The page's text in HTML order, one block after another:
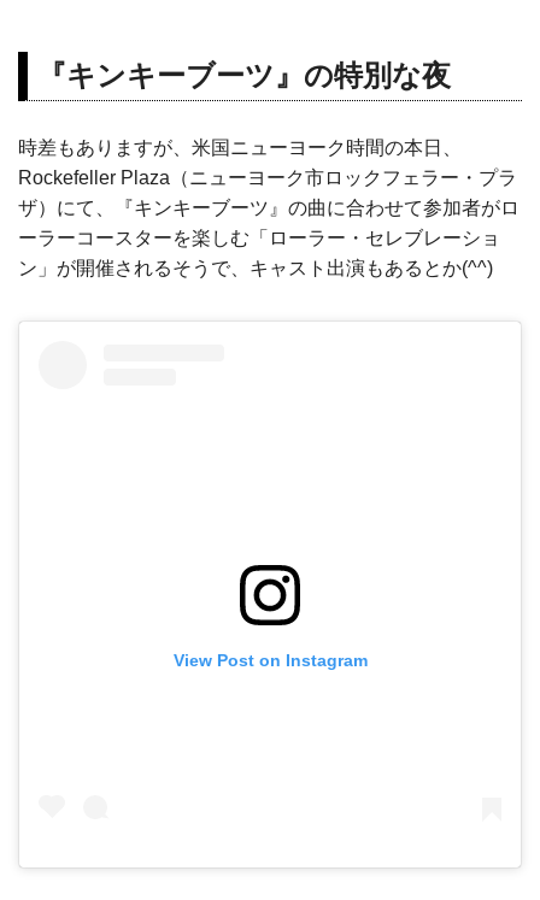
『キンキーブーツ』の特別な夜
時差もありますが、米国ニューヨーク時間の本日、
Rockefeller Plaza（ニューヨーク市ロックフェラー・プラ
ザ）にて、『キンキーブーツ』の曲に合わせて参加者がロ
ーラーコースターを楽しむ「ローラー・セレブレーショ
ン」が開催されるそうで、キャスト出演もあるとか(^^)
View Post on Instagram